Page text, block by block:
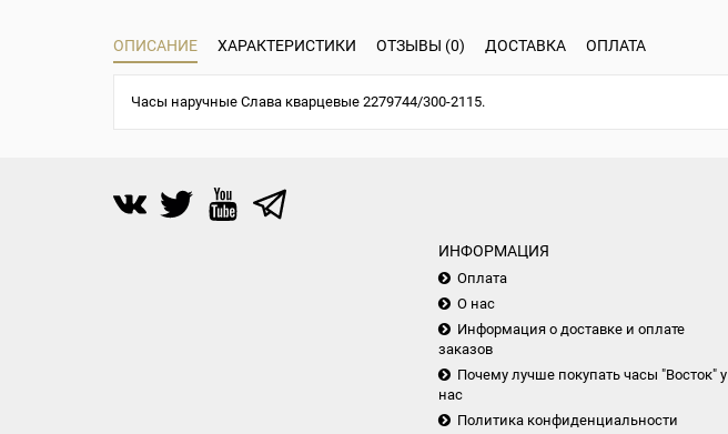
ОПИСАНИЕ ХАРАКТЕРИСТИКИ ОТЗЫВЫ (0) ДОСТАВКА ОПЛАТА
Часы наручные Слава кварцевые 2279744/300-2115.
ИНФОРМАЦИЯ
Оплата
О нас
Информация о доставке и оплате
заказов
Почему лучше покупать часы "Восток" у
нас
Политика конфиденциальности